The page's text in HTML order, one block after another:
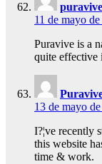
puravive
11 de mayo
Puravive is a
quite effective
13 de mayo
I?¦ve recently
this website
time & work.